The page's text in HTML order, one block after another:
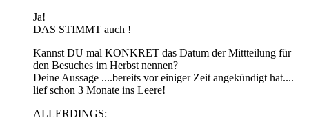
Ja!
DAS STIMMT auch !
Kannst DU mal KONKRET das Datum der Mittteilung für
den Besuches im Herbst nennen?
Deine Aussage ....bereits vor einiger Zeit angekündigt hat....
lief schon 3 Monate ins Leere!
ALLERDINGS: